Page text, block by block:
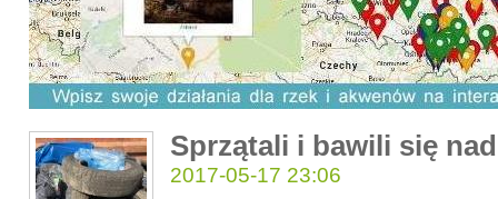
Sprzątali i bawili się
2017-05-17 23:06